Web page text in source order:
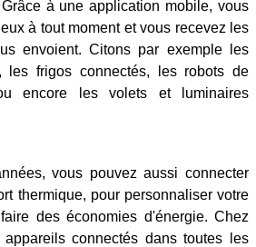
à une application mobile, vous
à tout moment et vous recevez les
envoient. Citons par exemple les
les frigos connectés, les robots de
encore les volets et luminaires
vous pouvez aussi connecter
thermique, pour personnaliser votre
des économies d'énergie. Chez
connectés dans toutes les